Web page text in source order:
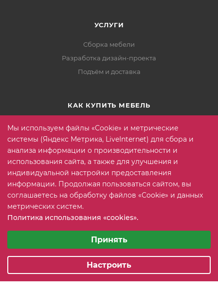
УСЛУГИ
Сборка мебели
Разработка дизайн-проекта
Подъём и доставка
КАК КУПИТЬ МЕБЕЛЬ
Условия оплаты
Условия доставки
Гарантия на товар
Вопрос-ответ
+7 (815) 2 606-608 ЗАКАЗАТЬ ЗВОНОК
info@mebeler51.ru
г. Мурманск, ул. Свердлова 11Б
Мы используем файлы «Cookie» и метрические
системы (Яндекс Метрика, LiveInternet) для сбора и
анализа информации о производительности и
использования сайта, а также для улучшения и
индивидуальной настройки предоставления
информации. Продолжая пользоваться сайтом, вы
соглашаетесь на обработку файлов «Cookie» и данных
метрических систем.
Политика использования «cookies».
Аналитические/Функциональные
Принять
Настроить